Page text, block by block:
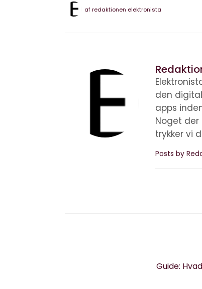
afredaktionen elektronista
den
apps
Noget der
trykker vi
Posts by
Guide: